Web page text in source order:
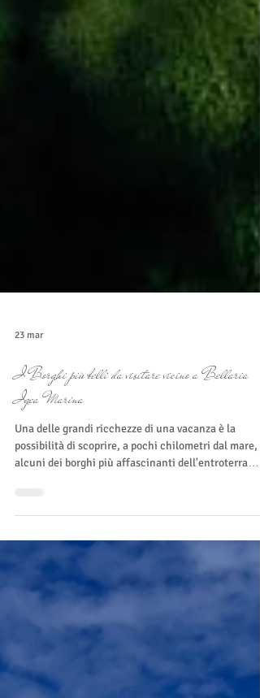
23 mar
I Borghi più belli da visitare vicino a Bellaria
Igea Marina
Una delle grandi ricchezze di una vacanza è la
romagnolo. Tra colline panoramiche, rocche
medievali e vicoli ricchi di storia, questi piccoli
raccontano il passato della Romagna e offrono
panorami spettacolari sull'Adriatico. Se soggiorni
Locanda Villa Fiori, una gita nell'entroterra può
diventare una delle esperienze più belle della tua
vacanza. Ecco alcuni sug